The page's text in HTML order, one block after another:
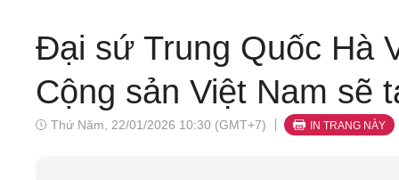
Đại sứ Trung Quốc Hà
Cộng sản Việt Nam sẽ
Thứ Năm, 22/01/2026 10:30 (GMT+7) IN TRANG NÀY